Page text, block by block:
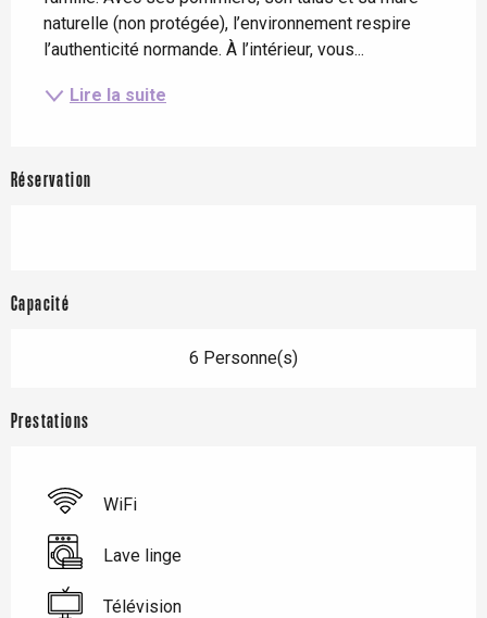
naturelle (non protégée), l’environnement respire
l’authenticité normande. À l’intérieur, vous...
Lire la suite
Réservation
Capacité
6 Personne(s)
Prestations
WiFi
Lave linge
Télévision